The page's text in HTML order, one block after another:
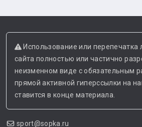
Использование или
сайта полностью или частично
неизменном виде с обязательным
прямой активной гиперссылки на
ставится в конце материала.
sport@sopka.ru